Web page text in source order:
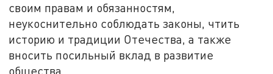
своим правам и обязанностям,
неукоснительно соблюдать законы, чтить
историю и традиции Отечества, а также
вносить посильный вклад в развитие
общества.